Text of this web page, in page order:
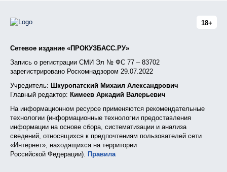
18+
Сетевое издание «ПРОКУЗБАСС.РУ»
Запись о регистрации СМИ Эл № ФС 77 – 83702
зарегистрировано Роскомнадзором 29.07.2022
Учредитель: Шкуропатский Михаил Александрович
Главный редактор: Кимеев Аркадий Валерьевич
На информационном ресурсе применяются рекомендательные
технологии (информационные технологии предоставления
информации на основе сбора, систематизации и анализа
сведений, относящихся к предпочтениям пользователей сети
«Интернет», находящихся на территории
Российской Федерации). Правила